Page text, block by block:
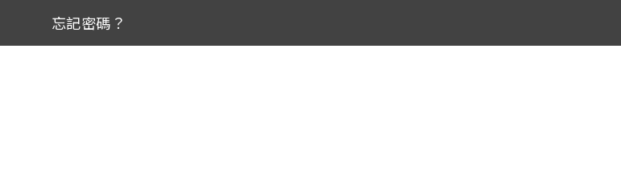
忘記密碼？